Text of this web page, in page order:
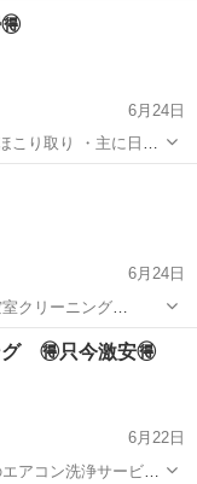
6月24日
こり取り ・主に日常
適しています。 ・時
6月24日
1LDK
ーニング 料金
グ 🉐只今激安🉐
6月22日
アコン洗浄サービス